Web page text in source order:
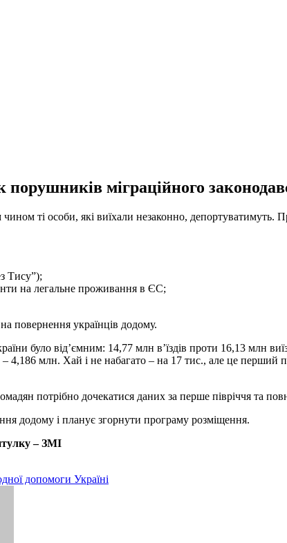
міграційного
ті особи, які виїхали незаконно, депортуватимуть.
Тису”);
на легальне проживання в ЄС;
повернення українців додому.
було від’ємним: 14,77 млн в’їздів проти 16,13 млн
– 4,186 млн. Хай і не набагато – на 17 тис., але це
потрібно дочекатися даних за перше півріччя та
додому і планує згорнути програму розміщення.
– ЗМІ
допомоги Україні